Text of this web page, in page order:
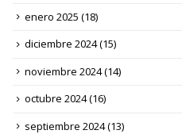
enero 2025 (18)
diciembre 2024(15)
noviembre 2024(14)
octubre 2024(16)
septiembre 2024(13)